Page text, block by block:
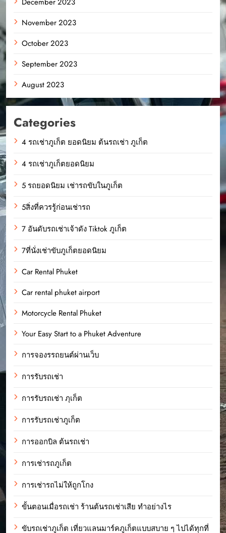
November 2023
October 2023
September 2023
August 2023
Categories
4 รถเช่าภูเก็ต ยอดนิยม ต้นรถเช่า ภูเก็ต
4 รถเช่าภูเก็ตยอดนิยม
5 รถยอดนิยม เช่ารถขับในภูเก็ต
5สิ่งที่ควรรู้ก่อนเช่ารถ
7 อันดับรถเช่าเจ้าดัง Tiktok ภูเก็ต
7ที่นั่งเช่าขับภูเก็ตยอดนิยม
Car Rental Phuket
Car rental phuket airport
Motorcycle Rental Phuket
Your Easy Start to a Phuket Adventure
การจองรรถยนต์ผ่านเว็บ
การรับรถเช่า
การรับรถเช่า ภุเก็ต
การรับรถเช่าภูเก็ต
การออกบิล ต้นรถเช่า
การเช่ารถภูเก็ต
การเช่ารถไม่ให้ถูกโกง
ขั้นตอนเมื่อรถเช่า ร้านต้นรถเช่าเสีย ทำอย่างไร
ขับรถเช่าภูเก็ต เที่ยวแลนมาร์คภูเก็ตแบบสบาย ๆ ไปได้ทุกที่